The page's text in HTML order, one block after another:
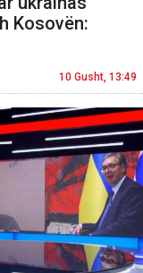
Kosovën:
10 Gusht, 13:49